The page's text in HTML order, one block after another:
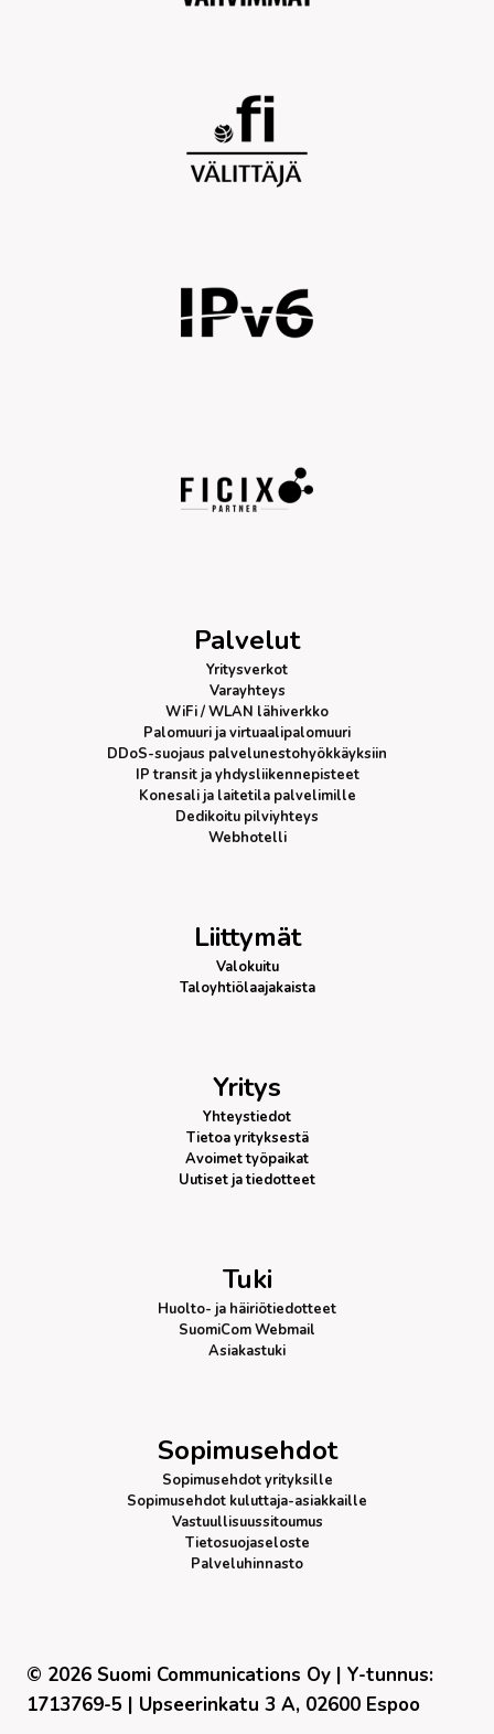
Palvelut
Yritysverkot
Varayhteys
WiFi / WLAN lähiverkko
Palomuuri ja virtuaalipalomuuri
DDoS-suojaus palvelunestohyökkäyksiin
IP transitja yhdysliikennepisteet
Konesali ja laitetila palvelimille
Dedikoitu pilviyhteys
Webhotelli
Liittymät
Valokuitu
Taloyhtiölaajakaista
Yritys
Yhteystiedot
Tietoa yrityksestä
Avoimet työpaikat
Uutiset ja tiedotteet
Tuki
Huolto- ja häiriötiedotteet
SuomiCom Webmail
Asiakastuki
Sopimusehdot
Sopimusehdot yrityksille
Sopimusehdot kuluttaja-asiakkaille
Vastuullisuussitoumus
Tietosuojaseloste
Palveluhinnasto
© 2026 Suomi Communications Oy | Y-tunnus:
1713769-5 | Upseerinkatu 3 A, 02600 Espoo